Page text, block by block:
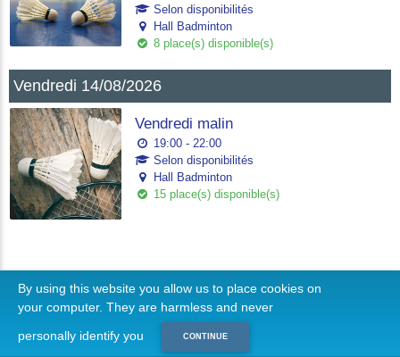
Selon disponibilités
Hall Badminton
8 place(s) disponible(s)
Vendredi 14/08/2026
Vendredi malin
19:00 - 22:00
Selon disponibilités
Hall Badminton
15 place(s) disponible(s)
By using this website you allow us to place cookies on
your computer. They are harmless and never
personally identify you
CONTINUE